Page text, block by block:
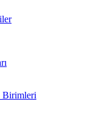
Birimleri